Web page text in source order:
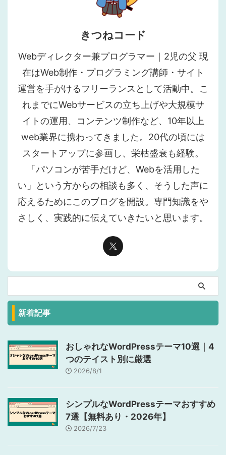
きつねコード
Webディレクター兼プログラマー｜2児の父 現
在はWeb制作・プログラミング講師・サイト
運営を手がけるフリーランスとして活動中。こ
れまでにWebサービスの立ち上げや大規模サ
イトの運用、コンテンツ制作など、10年以上
web業界に携わってきました。20代の頃には
スタートアップに参画し、栄枯盛衰も経験。
「パソコンが苦手だけど、Webを活用した
い」という方からの相談も多く、そうした声に
応えるためにこのブログを開設。専門知識をや
さしく、実践的に伝えていきたいと思います。
新着記事
おしゃれなWordPressテーマ10選｜4
つのテイスト別に厳選
2026/8/1
シンプルなWordPressテーマおすすめ
7選【無料あり・2026年】
2026/7/23